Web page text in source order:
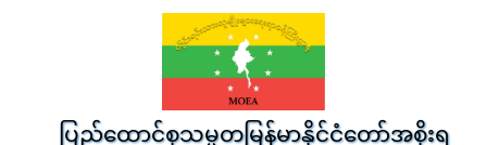
ပြည်ထောင်စုသမ္မတမြန်မာနိုင်ငံတော်အစိုးရ